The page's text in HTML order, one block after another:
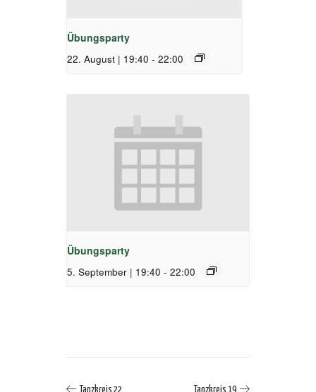
Übungsparty
22. August | 19:40 - 22:00
Übungsparty
5. September | 19:40 - 22:00
Tanzkreis 22 Tanzkreis 19